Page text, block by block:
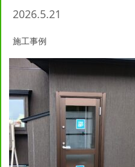
2026.5.21
施工事例